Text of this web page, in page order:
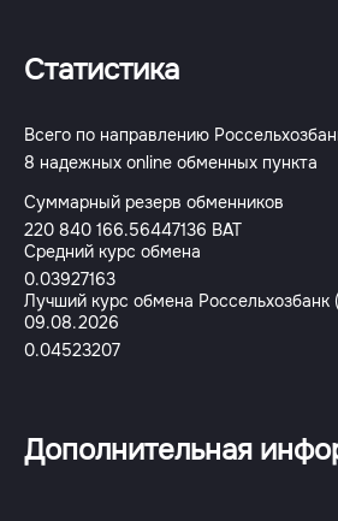
Статистика
Всего по направлению
8 надежных online обменных пункта
Суммарный резерв обменников
220 840 166.56447136 BAT
Средний курс обмена
0.03927163
Лучший курс обмена Россельхозбанк
09.08.2026
0.04523207
Дополнительная